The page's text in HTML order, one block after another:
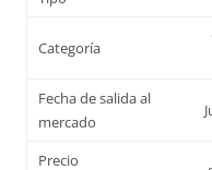
Categoría
Fecha de salida al
mercado
Precio